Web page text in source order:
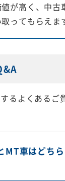
が高く、中古
ってもらえま
るよくあるご
MT車はどち